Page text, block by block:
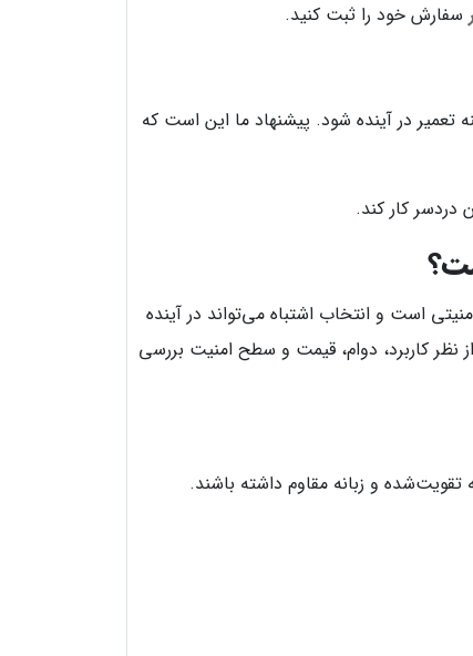
سفارش خود را ثبت کنید.
تعمیر در آینده شود. پیشنهاد ما این است که
کار کند.
است و انتخاب اشتباه می‌تواند در آینده
کاربرد، دوام، قیمت و سطح امنیت بررسی
و زبانه مقاوم داشته باشند.